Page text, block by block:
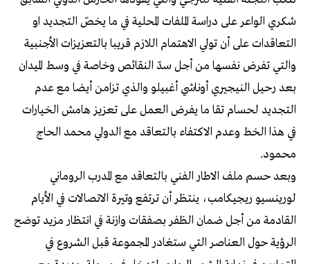
شكري الواعر على دراسة الملفات المحلية في ما يخصّ التجديد او
التعاقدات على أن تولي الاهتمام اللازم قريبا بالتعزيزات الأجنبية
والتي تفرض نفسها من أجل سدّ النقائص وخاصة في وسط الميدان
بعد رحيل النيجيري أوناشي أغبيلو والذي تزامن أيضا مع عدم
التجديد لحسام تقا ما يفرض العمل على تعزيز هامش الخيارات
في هذا الخط وعدم الاكتفاء بالتعاقد مع الدولي محمد الحاج
محمود.
وبعد حسم ملف الاطار الفني بالتعاقد مع المدرب الروماني
لورينسيو ريجيكامب، ينتظر أن ترتفع وتيرة الاتصالات في الأيام
القادمة من أجل ضمان الظفر بصفقات وازنة في انتظار مزيد توضح
الرؤية حول العناصر التي ستغادر المجموعة قبل الشروع في